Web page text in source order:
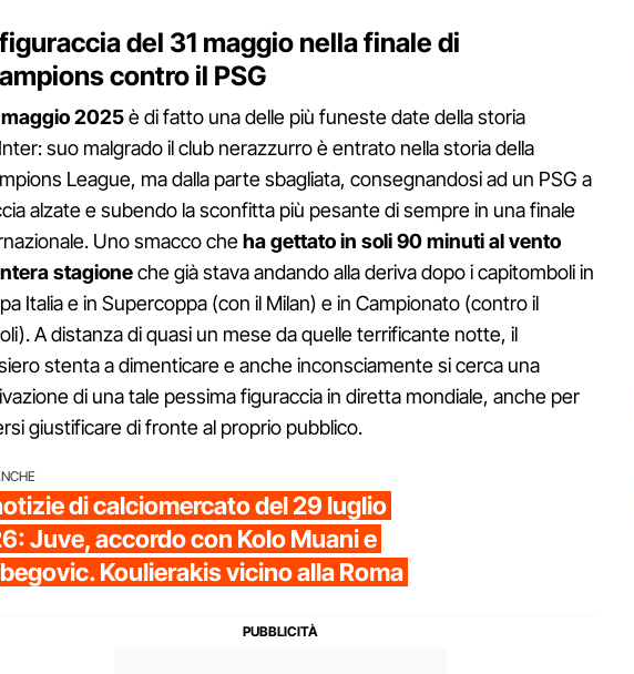
del 31 maggio nella finale di
contro il PSG
maggio 2025è di fatto una delle più funeste date della storia
suo malgrado il club nerazzurro è entrato nella storia della
League, ma dalla parte sbagliata, consegnandosi ad un PSG a
alzate e subendo la sconfitta più pesante di sempre in una finale
Uno smacco cheha gettato in soli 90 minuti al vento
stagioneche già stava andando alla deriva dopo i capitomboli in
Italia e in Supercoppa (con il Milan) e in Campionato (contro il
A distanza di quasi un mese da quelle terrificante notte, il
stenta a dimenticare e anche inconsciamente si cerca una
di una tale pessima figuraccia in diretta mondiale, anche per
giustificare di fronte al proprio pubblico.
di calciomercato del 29 luglio
Juve, accordo con Kolo Muani e
Koulierakis vicino alla Roma